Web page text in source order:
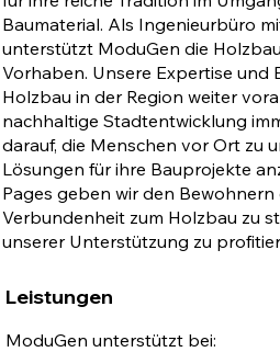
Baumaterial. Als Ingenieurbüro
unterstützt ModuGen die
Vorhaben. Unsere Expertise und
Holzbau in der Region weiter
nachhaltige Stadtentwicklung
darauf, die Menschen vor Ort zu
Lösungen für ihre Bauprojekte
Pages geben wir den
Verbundenheit zum Holzbau zu
unserer Unterstützung zu
Leistungen
ModuGen unterstützt bei: